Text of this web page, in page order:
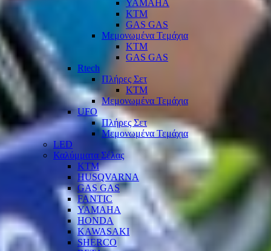
YAMAHA
KTM
GAS GAS
Μεμονωμένα Τεμάχια
KTM
GAS GAS
Rtech
Πλήρες Σετ
KTM
Μεμονωμένα Τεμάχια
UFO
Πλήρες Σετ
Μεμονωμένα Τεμάχια
LED
Καλύμματα Σέλας
KTM
HUSQVARNA
GAS GAS
FANTIC
YAMAHA
HONDA
KAWASAKI
SHERCO